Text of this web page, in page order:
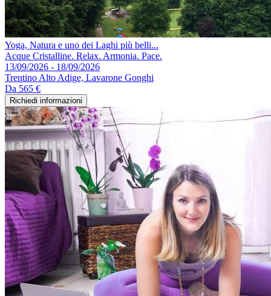
Yoga, Natura e uno dei Laghi più belli...
Acque Cristalline. Relax. Armonia. Pace.
13/09/2026 - 18/09/2026
Trentino Alto Adige, Lavarone Gonghi
Da 565 €
Richiedi informazioni